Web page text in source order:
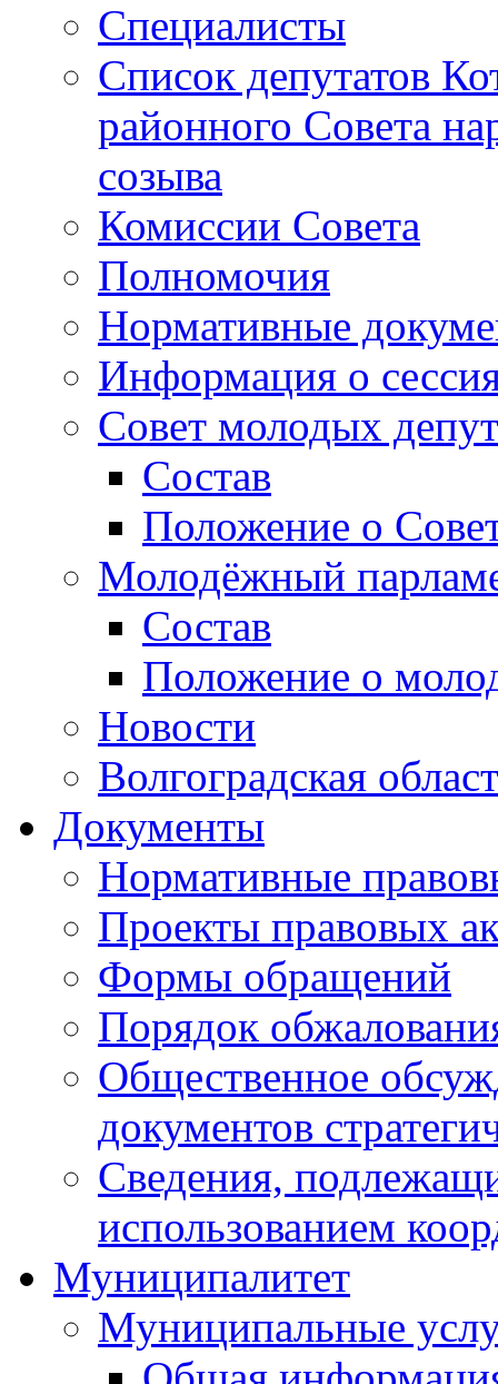
Специалисты
Список депутатов
районного Совета
созыва
Комиссии Совета
Полномочия
Нормативные
Информация о
Совет молодых
Состав
Положение о
Молодёжный
Состав
Положение о
Новости
Волгоградская
Документы
Нормативные
Проекты правовых
Формы обращений
Порядок
Общественное
документов
Сведения,
использованием
Муниципалитет
Муниципальные